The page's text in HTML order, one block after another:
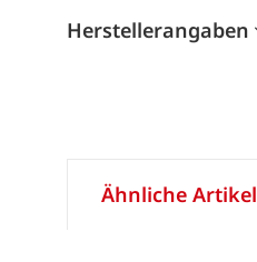
Herstellerangaben
Ähnliche Artikel